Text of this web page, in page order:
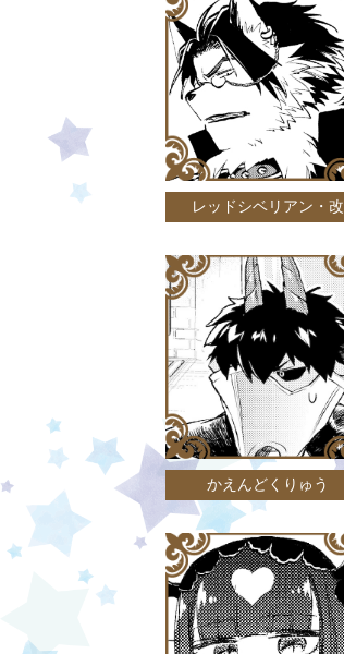
レッドシベリアン・改
かえんどくりゅう